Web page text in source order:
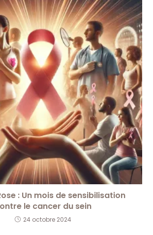
: Un mois de sensibilisation
le cancer du sein
24 octobre 2024